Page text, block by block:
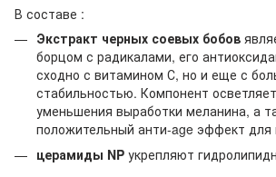
В составе :
Экстракт черных соевых бобов
борцом с радикалами, его
сходно с витамином С, но и еще с
стабильностью. Компонент
уменьшения выработки меланина, а
положительный анти-age эффект для
церамиды NP укрепляют